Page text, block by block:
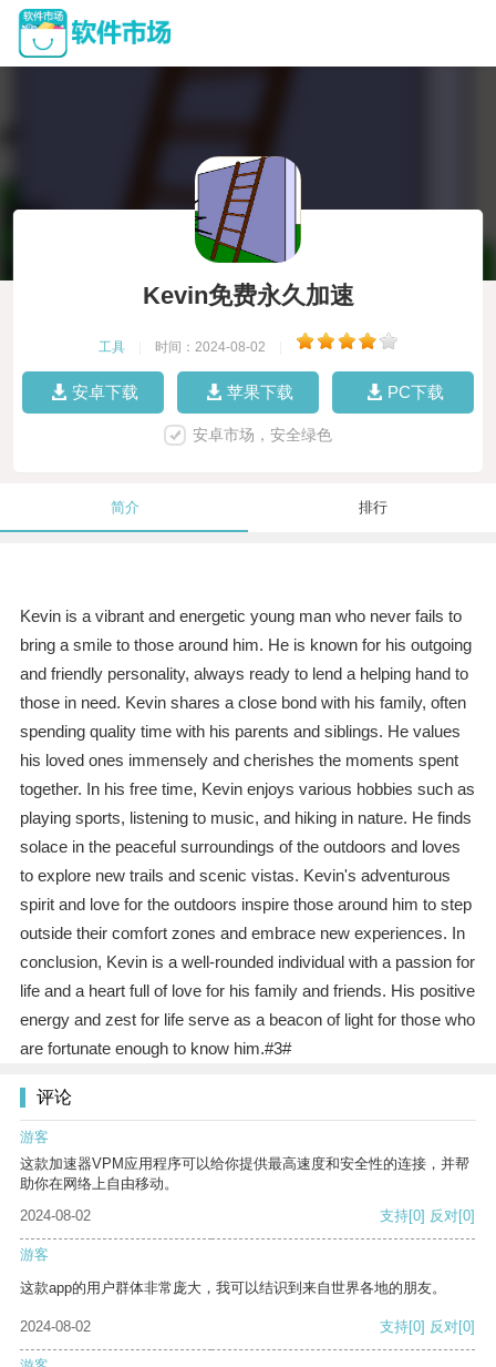
Kevin免费永久加速
工具 时间：2024-08-02
安卓下载 苹果下载 PC下载
安卓市场，安全绿色
简介 排行
Kevin is a vibrant and energetic young man who never fails to
bring a smile to those around him. He is known for his outgoing
and friendly personality, always ready to lend a helping hand to
those in need. Kevin shares a close bond with his family, often
spending quality time with his parents and siblings. He values
his loved ones immensely and cherishes the moments spent
together. In his free time, Kevin enjoys various hobbies such as
playing sports, listening to music, and hiking in nature. He finds
solace in the peaceful surroundings of the outdoors and loves
to explore new trails and scenic vistas. Kevin's adventurous
spirit and love for the outdoors inspire those around him to step
outside their comfort zones and embrace new experiences. In
conclusion, Kevin is a well-rounded individual with a passion for
life and a heart full of love for his family and friends. His positive
energy and zest for life serve as a beacon of light for those who
are fortunate enough to know him.#3#
评论
游客
这款加速器VPM应用程序可以给你提供最高速度和安全性的连接，并帮
助你在网络上自由移动。
2024-08-02
支持[0] 反对[0]
游客
这款app的用户群体非常庞大，我可以结识到来自世界各地的朋友。
2024-08-02 支持[0] 反对[0]